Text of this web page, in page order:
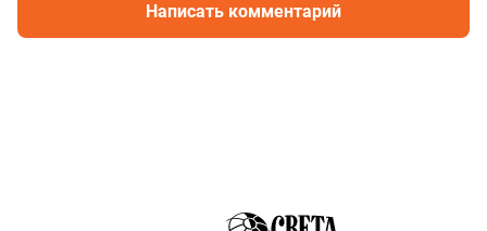
Написать комментарий